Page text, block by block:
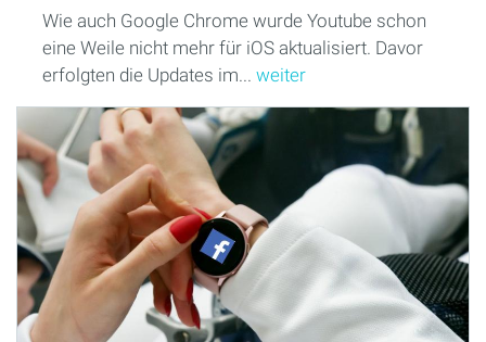
Wie auch Google Chrome wurde Youtube schon
eine Weile nicht mehr für iOS aktualisiert. Davor
erfolgten die Updates im... weiter